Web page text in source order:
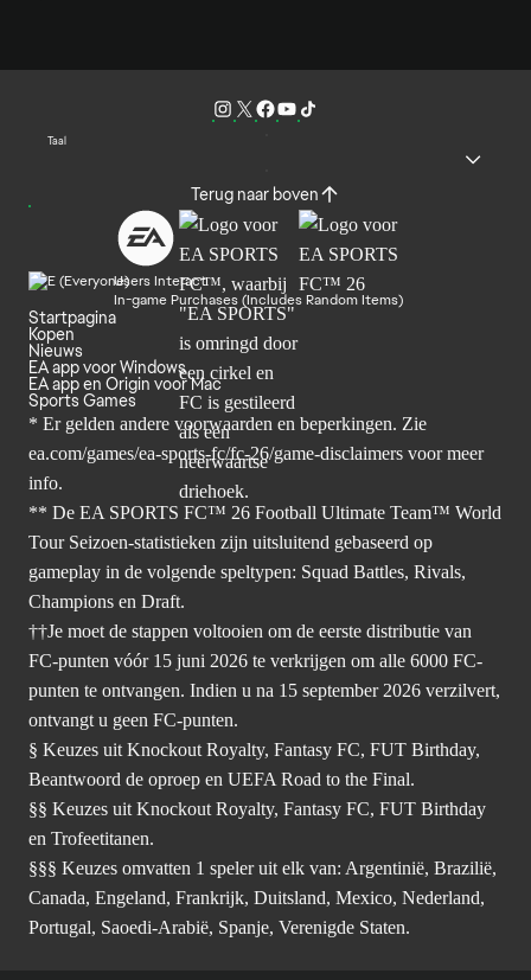
Taal
Terug naar boven
Users Interact
In-game Purchases (Includes Random Items)
Startpagina
Kopen
Nieuws
EA app voor Windows
EA app en Origin voor Mac
Sports Games
* Er gelden andere voorwaarden en beperkingen. Zie
ea.com/games/ea-sports-fc/fc-26/game-disclaimers voor meer
info.
** De EA SPORTS FC™ 26 Football Ultimate Team™ World
Tour Seizoen-statistieken zijn uitsluitend gebaseerd op
gameplay in de volgende speltypen: Squad Battles, Rivals,
Champions en Draft.
††Je moet de stappen voltooien om de eerste distributie van
FC-punten vóór 15 juni 2026 te verkrijgen om alle 6000 FC-
punten te ontvangen. Indien u na 15 september 2026 verzilvert,
ontvangt u geen FC-punten.
§ Keuzes uit Knockout Royalty, Fantasy FC, FUT Birthday,
Beantwoord de oproep en UEFA Road to the Final.
§§ Keuzes uit Knockout Royalty, Fantasy FC, FUT Birthday
en Trofeetitanen.
§§§ Keuzes omvatten 1 speler uit elk van: Argentinië, Brazilië,
Canada, Engeland, Frankrijk, Duitsland, Mexico, Nederland,
Portugal, Saoedi-Arabië, Spanje, Verenigde Staten.